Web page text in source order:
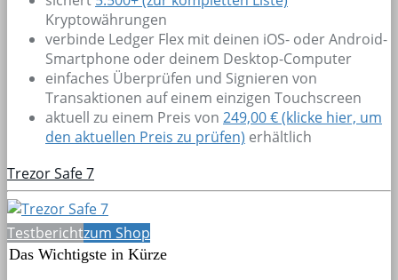
Kryptowährungen
verbinde Ledger Flex mit deinen iOS- oder Android-
Smartphone oder deinem Desktop-Computer
einfaches Überprüfen und Signieren von
Transaktionen auf einem einzigen Touchscreen
aktuell zu einem Preis von 249,00 € (klicke hier, um
den aktuellen Preis zu prüfen) erhältlich
Trezor Safe 7
Testberichtzum Shop
Das Wichtigste in Kürze